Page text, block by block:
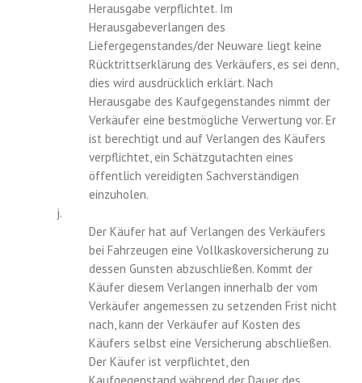
Herausgabe verpflichtet. Im
Herausgabeverlangen des
Liefergegenstandes/der Neuware liegt keine
Rücktrittserklärung des Verkäufers, es sei denn,
dies wird ausdrücklich erklärt. Nach
Herausgabe des Kaufgegenstandes nimmt der
Verkäufer eine bestmögliche Verwertung vor. Er
ist berechtigt und auf Verlangen des Käufers
verpflichtet, ein Schätzgutachten eines
öffentlich vereidigten Sachverständigen
einzuholen.
j.
Der Käufer hat auf Verlangen des Verkäufers
bei Fahrzeugen eine Vollkaskoversicherung zu
dessen Gunsten abzuschließen. Kommt der
Käufer diesem Verlangen innerhalb der vom
Verkäufer angemessen zu setzenden Frist nicht
nach, kann der Verkäufer auf Kosten des
Käufers selbst eine Versicherung abschließen.
Der Käufer ist verpflichtet, den